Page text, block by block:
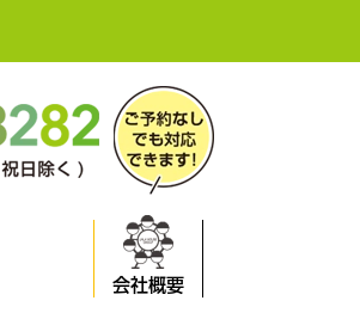
会社概要